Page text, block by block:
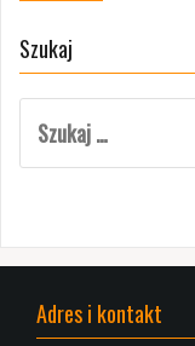
Szukaj
Adres i kontakt